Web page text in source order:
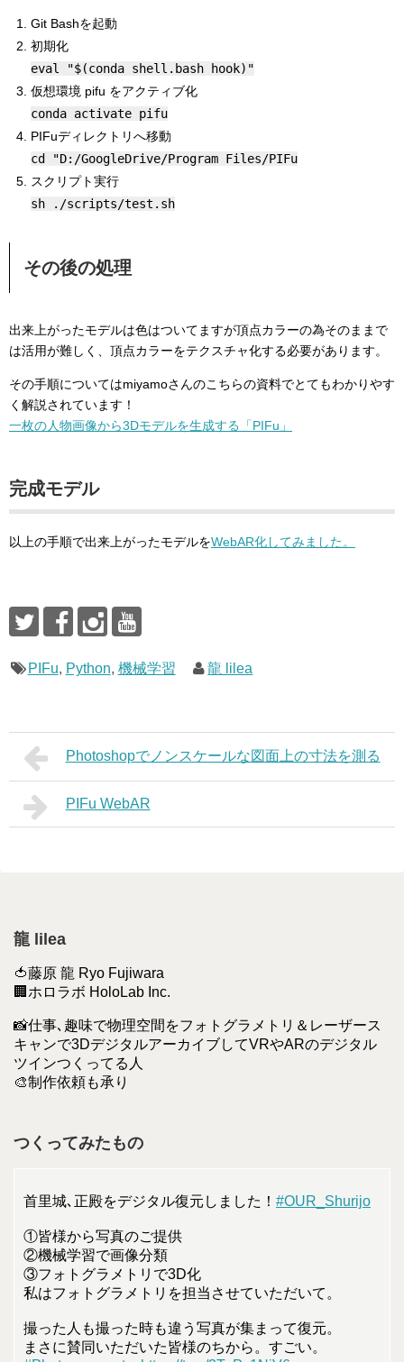
Git Bashを起動
初期化
eval "$(conda shell.bash hook)"
仮想環境 pifu をアクティブ化
conda activate pifu
PIFuディレクトリへ移動
cd "D:/GoogleDrive/Program Files/PIFu
スクリプト実行
sh ./scripts/test.sh
その後の処理
出来上がったモデルは色はついてますが頂点カラーの為そのままで
は活用が難しく、頂点カラーをテクスチャ化する必要があります。
その手順についてはmiyamoさんのこちらの資料でとてもわかりやす
く解説されています！
一枚の人物画像から3Dモデルを生成する「PIFu」
完成モデル
以上の手順で出来上がったモデルをWebAR化してみました。
PIFu, Python, 機械学習 龍 lilea
Photoshopでノンスケールな図面上の寸法を測る
PIFu WebAR
龍 lilea
🍅藤原 龍 Ryo Fujiwara
🏢ホロラボ HoloLab Inc.
📸仕事､趣味で物理空間をフォトグラメトリ＆レーザース
キャンで3DデジタルアーカイブしてVRやARのデジタル
ツインつくってる人
🎨制作依頼も承り
つくってみたもの
首里城､正殿をデジタル復元しました！ #OUR_Shurijo
①皆様から写真のご提供
②機械学習で画像分類
③フォトグラメトリで3D化
私はフォトグラメトリを担当させていただいて。
撮った人も撮った時も違う写真が集まって復元。
まさに賛同いただいた皆様のちから。すごい。